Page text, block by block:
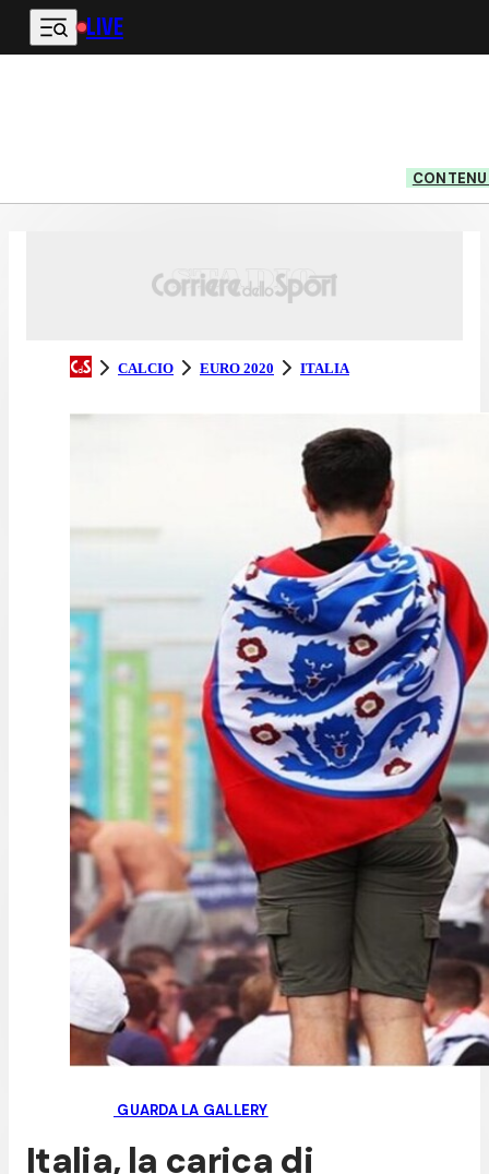
Vai al contenuto principale
LIVE
CALCIO EURO 2020 ITALIA
GUARDA LA GALLERY
Italia, la carica di